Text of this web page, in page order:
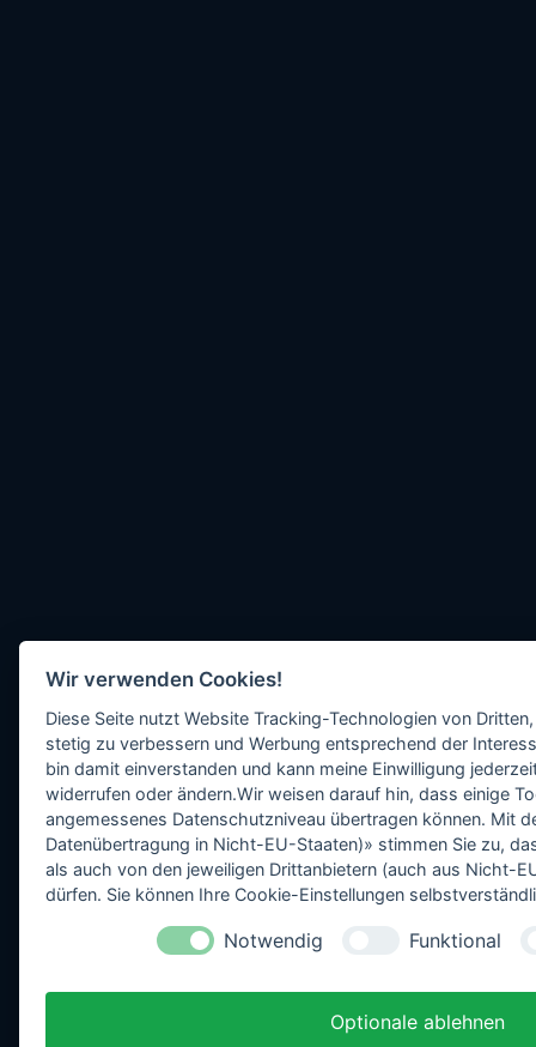
Wir verwenden Cookies!
Diese Seite nutzt Website Tracking-Technologien von
stetig zu verbessern und Werbung entsprechend der
bin damit einverstanden und kann meine Einwilligung
widerrufen oder ändern.Wir weisen darauf hin, dass einige
angemessenes Datenschutzniveau übertragen können. Mit
Datenübertragung in Nicht-EU-Staaten)» stimmen Sie zu,
als auch von den jeweiligen Drittanbietern (auch aus Nicht-
dürfen. Sie können Ihre Cookie-Einstellungen
Notwendig Funktional
Optionale ablehnen